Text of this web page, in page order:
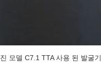
모델 C7.1 TTA 사용 된 발굴기